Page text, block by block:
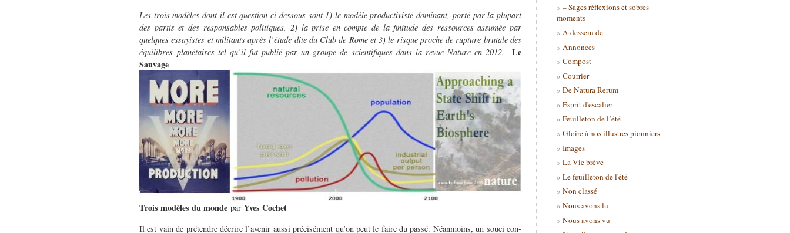
Les trois modèles dont il est question ci-dessous sont 1) le modèle productiviste dominant, porté par la plupart
des partis et des responsables politiques, 2) la prise en compte de la finitude des ressources assumée par
quelques essayistes et militants après l’étude dite du Club de Rome et 3) le risque proche de rupture brutale des
équilibres planétaires tel qu’il fut publié par un groupe de scientifiques dans la revue Nature en 2012.
Le
Sauvage
Trois modèles du monde par Yves Cochet
Il est vain de pré­ten­dre décrire l’avenir aussi pré­cisé­ment qu’on peut le faire du passé. Néan­moins, un souci con­
– Sages réflexions et sobres
moments
A dessein de
Annonces
Compost
Courrier
De Natura Rerum
Esprit d'escalier
Feuilleton de l’été
Gloire à nos illustres pionniers
Images
La Vie brève
Le feuilleton de l'été
Non classé
Nous avons lu
Nous avons vu